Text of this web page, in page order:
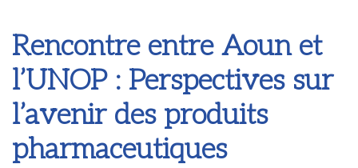
Rencontre entre Aoun et
l’UNOP : Perspectives sur
l’avenir des produits
pharmaceutiques